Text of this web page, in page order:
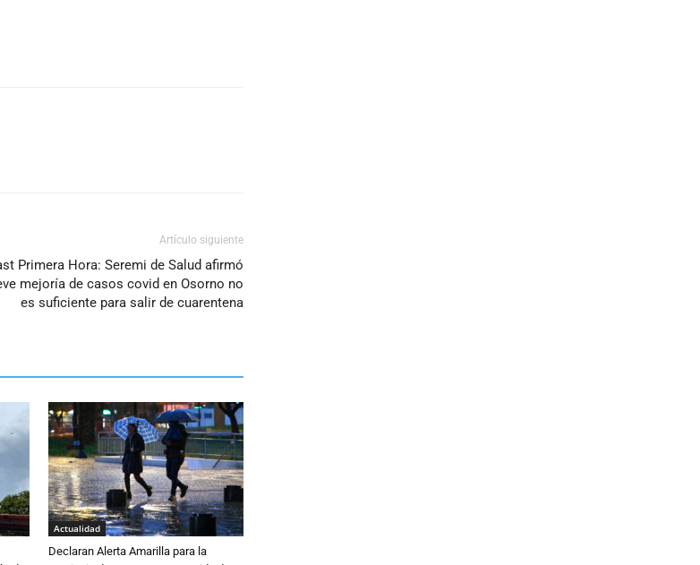
Artículo siguiente
Primera Hora: Seremi de Salud afirmó
mejoría de casos covid en Osorno no
es suficiente para salir de cuarentena
Actualidad
Declaran Alerta Amarilla para la